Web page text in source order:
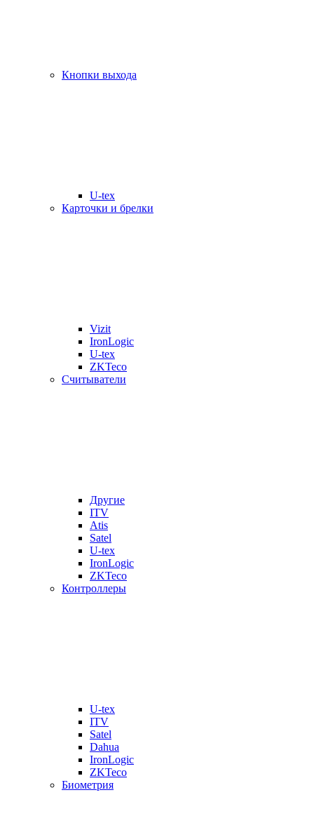
Кнопки выхода
U-tex
Карточки и брелки
Vizit
IronLogic
U-tex
ZKTeco
Считыватели
Другие
ITV
Atis
Satel
U-tex
IronLogic
ZKTeco
Контроллеры
U-tex
ITV
Satel
Dahua
IronLogic
ZKTeco
Биометрия